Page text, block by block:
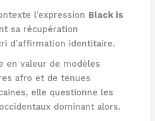
l’expression Black is
sa récupération
d’affirmation identitaire.
en valeur de modèles
afro et de tenues
elle questionne les
dominant alors.